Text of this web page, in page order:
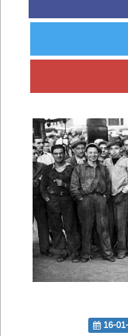
Partager
VieAsso
Infos
Abo
Désabo
16-